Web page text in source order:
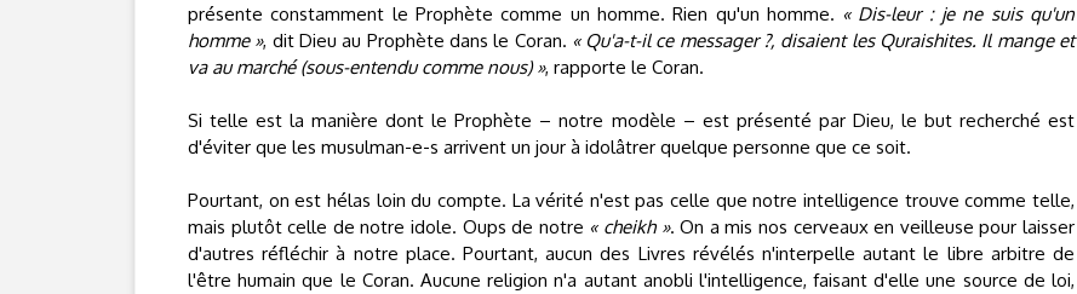
présente constamment le Prophète comme un homme. Rien qu'un homme. « Dis-leur : je ne suis qu'un
homme », dit Dieu au Prophète dans le Coran. « Qu'a-t-il ce messager ?, disaient les Quraishites. Il mange et
va au marché (sous-entendu comme nous) », rapporte le Coran.
Si telle est la manière dont le Prophète – notre modèle – est présenté par Dieu, le but recherché est
d'éviter que les musulman-e-s arrivent un jour à idolâtrer quelque personne que ce soit.
Pourtant, on est hélas loin du compte. La vérité n'est pas celle que notre intelligence trouve comme telle,
mais plutôt celle de notre idole. Oups de notre « cheikh ». On a mis nos cerveaux en veilleuse pour laisser
d'autres réfléchir à notre place. Pourtant, aucun des Livres révélés n'interpelle autant le libre arbitre de
l'être humain que le Coran. Aucune religion n'a autant anobli l'intelligence, faisant d'elle une source de loi,